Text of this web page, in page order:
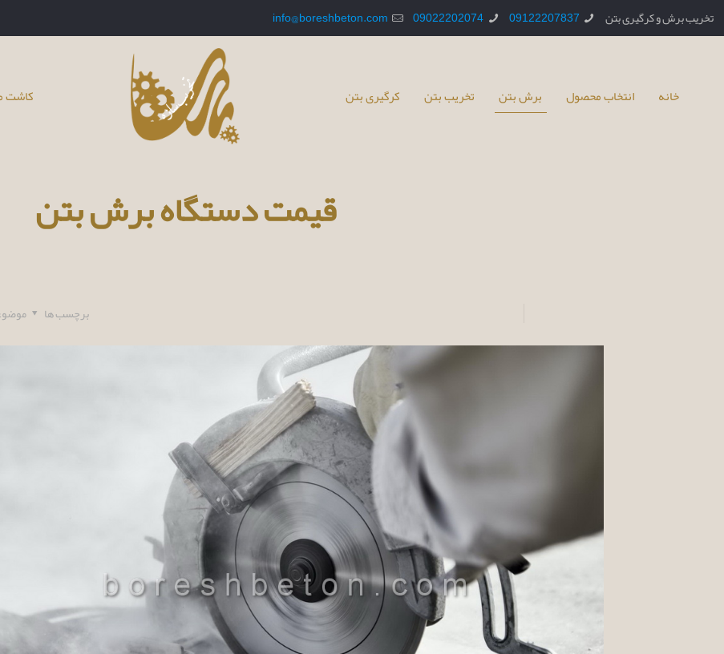
تخریب برش و کرگیری بتن 09122207837
09022202074
info@boreshbeton.com
کاشت خانه انتخاب محصول برش بتن تخریب بتن کرگیری بتن
قیمت دستگاه برش بتن
برچسب ها